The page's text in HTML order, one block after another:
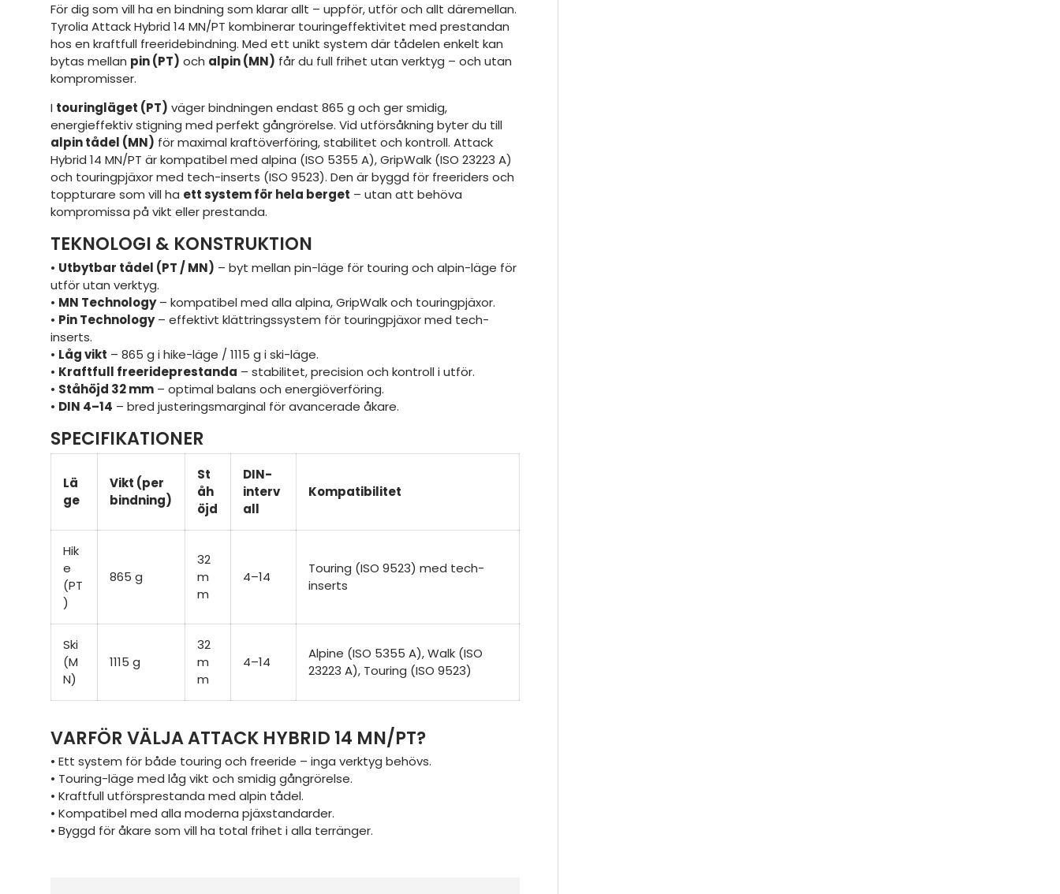
För dig som vill ha en bindning som klarar allt – uppför, utför och allt däremellan.
Tyrolia Attack Hybrid 14 MN/PT kombinerar touringeffektivitet med prestandan
hos en kraftfull freeridebindning. Med ett unikt system där tådelen enkelt kan
bytas mellan pin (PT) och alpin (MN) får du full frihet utan verktyg – och utan
kompromisser.
I touringläget (PT) väger bindningen endast 865 g och ger smidig,
energieffektiv stigning med perfekt gångrörelse. Vid utförsåkning byter du till
alpin tådel (MN) för maximal kraftöverföring, stabilitet och kontroll. Attack
Hybrid 14 MN/PT är kompatibel med alpina (ISO 5355 A), GripWalk (ISO 23223 A)
och touringpjäxor med tech-inserts (ISO 9523). Den är byggd för freeriders och
toppturare som vill ha ett system för hela berget – utan att behöva
kompromissa på vikt eller prestanda.
TEKNOLOGI & KONSTRUKTION
• Utbytbar tådel (PT / MN) – byt mellan pin-läge för touring och alpin-läge för
utför utan verktyg.
• MN Technology– kompatibel med alla alpina, GripWalk och touringpjäxor.
• Pin Technology– effektivt klättringssystem för touringpjäxor med tech-
inserts.
• Låg vikt – 865 g i hike-läge / 1115 g i ski-läge.
• Kraftfull freerideprestanda – stabilitet, precision och kontroll i utför.
• Ståhöjd 32 mm – optimal balans och energiöverföring.
• DIN 4–14 – bred justeringsmarginal för avancerade åkare.
SPECIFIKATIONER
Lä
ge
Vikt (per
bindning)
St
åh
öjd
DIN-
interv
all
Kompatibilitet
Hik
e
(PT
)
865 g
32
m
m
4–14
Touring (ISO 9523) med tech-
inserts
Ski
(M
N)
1115 g
32
m
m
4–14
Alpine (ISO 5355 A), Walk (ISO
23223 A), Touring (ISO 9523)
VARFÖR VÄLJA ATTACK HYBRID 14 MN/PT?
• Ett system för både touring och freeride – inga verktyg behövs.
• Touring-läge med låg vikt och smidig gångrörelse.
• Kraftfull utförsprestanda med alpin tådel.
• Kompatibel med alla moderna pjäxstandarder.
• Byggd för åkare som vill ha total frihet i alla terränger.